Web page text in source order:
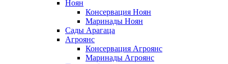
Ноян
Консервация Ноян
Маринады Ноян
Сады Арагаца
Агроянс
Консервация Агроянс
Маринады Агроянс